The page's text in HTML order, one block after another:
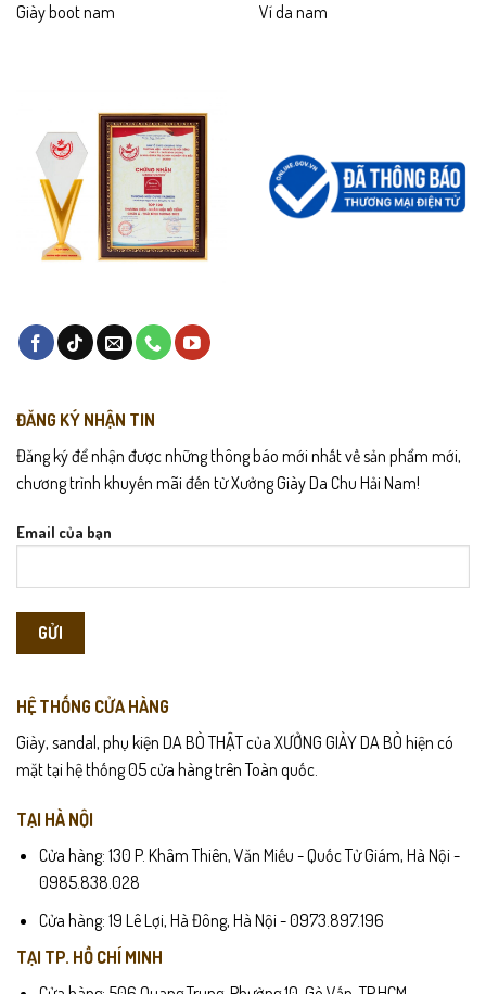
Giày boot nam
Ví da nam
ĐĂNG KÝ NHẬN TIN
Đăng ký để nhận được những thông báo mới nhất về sản phẩm mới,
chương trình khuyến mãi đến từ Xưởng Giày Da Chu Hải Nam!
Email của bạn
HỆ THỐNG CỬA HÀNG
Giày, sandal, phụ kiện DA BÒ THẬT của XƯỞNG GIÀY DA BÒ hiện có
mặt tại hệ thống 05 cửa hàng trên Toàn quốc.
TẠI HÀ NỘI
Cửa hàng: 130 P. Khâm Thiên, Văn Miếu - Quốc Tử Giám, Hà Nội -
0985.838.028
Cửa hàng: 19 Lê Lợi, Hà Đông, Hà Nội - 0973.897.196
TẠI TP. HỒ CHÍ MINH